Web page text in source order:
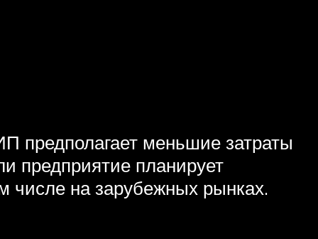
предполагает меньшие затраты
предприятие планирует
числе на зарубежных рынках.